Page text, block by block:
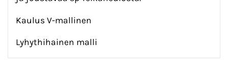
Kaulus V-mallinen
Lyhythihainen malli